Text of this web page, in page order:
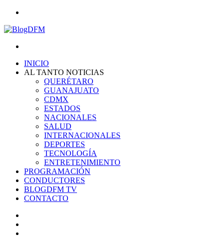
INICIO
AL TANTO NOTICIAS
QUERÉTARO
GUANAJUATO
CDMX
ESTADOS
NACIONALES
SALUD
INTERNACIONALES
DEPORTES
TECNOLOGÍA
ENTRETENIMIENTO
PROGRAMACIÓN
CONDUCTORES
BLOGDFM TV
CONTACTO